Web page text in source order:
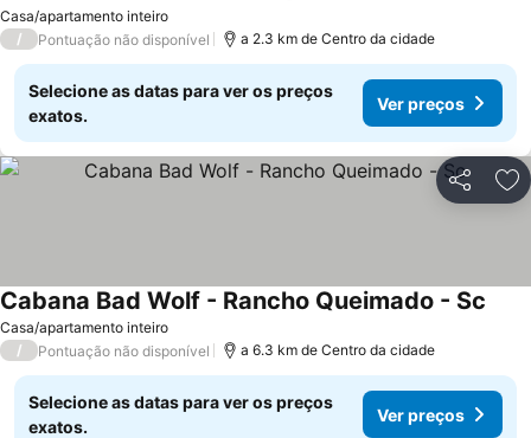
Casa/apartamento inteiro
/ Pontuação não disponível a 2.3 km de Centro da cidade
Selecione as datas para ver os preços
exatos.
Ver preços
Partilhar
Casa/apartamento inteiro
Cabana Bad Wolf - Rancho Queimado - Sc
/ Pontuação não disponível a 6.3 km de Centro da cidade
Selecione as datas para ver os preços
exatos.
Ver preços